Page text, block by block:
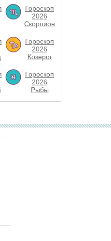
Гороскоп
2026
Скорпион
Гороскоп
2026
Козерог
Гороскоп
2026
Рыбы